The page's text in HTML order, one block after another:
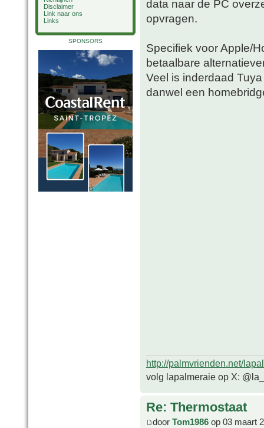
Disclaimer
Link naar ons
Links
SPONSORS
data naar de PC
opvragen.
Specifiek voor Apple/
betaalbare
Veel is inderdaad
danwel een
http://palmvrienden.net/
volg lapalmeraie op X:
Re: Thermostaat
door Tom1986 op 03 maart